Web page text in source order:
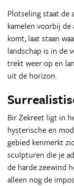
Plotseling staat de
kamelen voorbij de
komt, laat staan
landschap is in de
trekt weer op en
uit de horizon.
Bir Zekreet ligt in
hysterische en
gebied kenmerkt
sculpturen die je
de harde zeewind
alleen nog de